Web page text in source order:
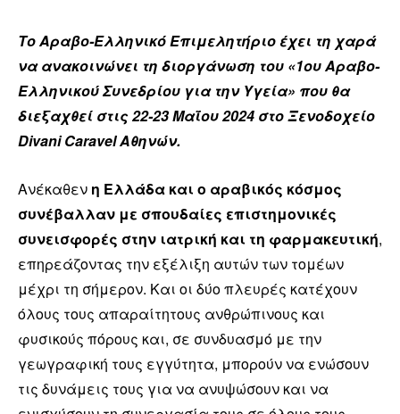
Το Αραβο-Ελληνικό Επιμελητήριο έχει τη χαρά
να ανακοινώνει τη διοργάνωση του «1ου Αραβο-
Ελληνικού Συνεδρίου για την Υγεία» που θα
διεξαχθεί στις 22-23 Μαΐου 2024 στο Ξενοδοχείο
Divani Caravel Αθηνών.
Ανέκαθεν η Ελλάδα και ο αραβικός κόσμος
συνέβαλλαν με σπουδαίες επιστημονικές
συνεισφορές στην ιατρική και τη φαρμακευτική,
επηρεάζοντας την εξέλιξη αυτών των τομέων
μέχρι τη σήμερον. Και οι δύο πλευρές κατέχουν
όλους τους απαραίτητους ανθρώπινους και
φυσικούς πόρους και, σε συνδυασμό με την
γεωγραφική τους εγγύτητα, μπορούν να ενώσουν
τις δυνάμεις τους για να ανυψώσουν και να